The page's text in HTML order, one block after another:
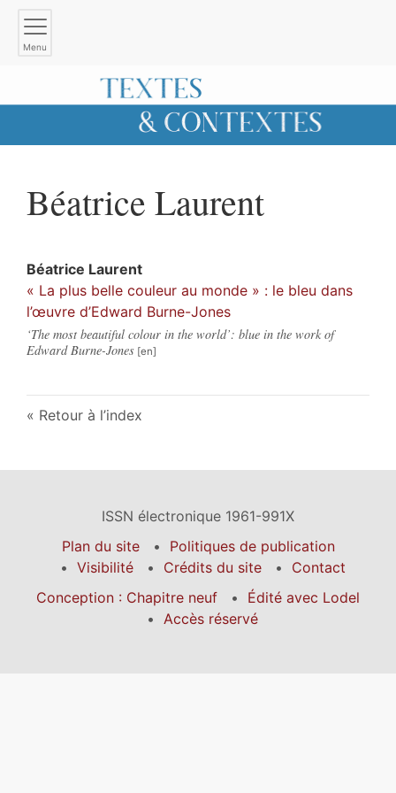
Menu
Béatrice Laurent
Béatrice Laurent
« La plus belle couleur au monde » : le bleu dans
l’œuvre d’Edward Burne-Jones
‘The most beautiful colour in the world’: blue in the work of
Edward Burne-Jones
Retour à l’index
ISSN électronique 1961-991X
Plan du site
Politiques de publication
Visibilité
Crédits du site
Contact
Conception : Chapitre neuf
Édité avec Lodel
Accès réservé